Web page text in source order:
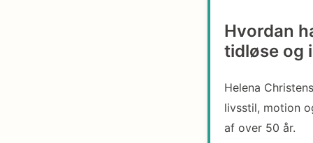
Hvordan
tidløse og
Helena
livsstil, motion
af over 50 år.